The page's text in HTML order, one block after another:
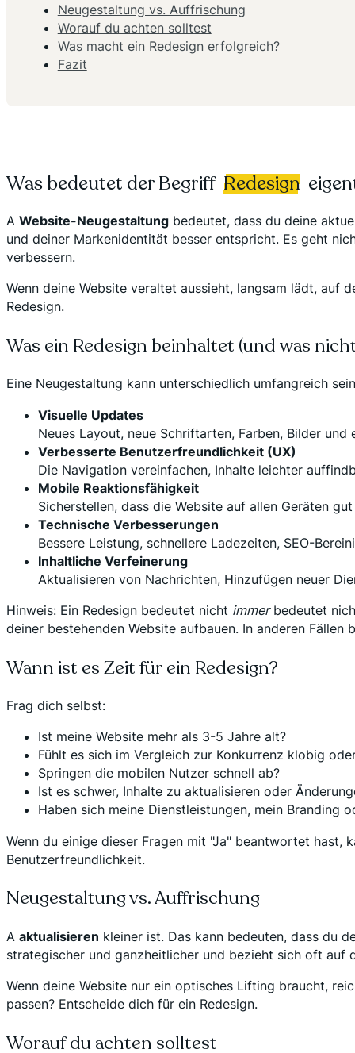
Was bedeutet der Begriff Redesign
A Website-Neugestaltung bedeutet, dass du deine
und deiner Markenidentität besser entspricht. Es geht
verbessern.
Wenn deine Website veraltet aussieht, langsam lädt,
Redesign.
Was ein Redesign beinhaltet (und was
Eine Neugestaltung kann unterschiedlich umfangreich
Visuelle Updates
Neues Layout, neue Schriftarten, Farben, Bilder und
Verbesserte Benutzerfreundlichkeit (UX)
Die Navigation vereinfachen, Inhalte leichter
Mobile Reaktionsfähigkeit
Sicherstellen, dass die Website auf allen Geräten
Technische Verbesserungen
Bessere Leistung, schnellere Ladezeiten, SEO-
Inhaltliche Verfeinerung
Aktualisieren von Nachrichten, Hinzufügen neuer
Hinweis: Ein Redesign bedeutet nicht immerbedeutet
deiner bestehenden Website aufbauen. In anderen
Wann ist es Zeit für ein Redesign?
Frag dich selbst:
Ist meine Website mehr als 3-5 Jahre alt?
Fühlt es sich im Vergleich zur Konkurrenz klobig
Springen die mobilen Nutzer schnell ab?
Ist es schwer, Inhalte zu aktualisieren oder
Haben sich meine Dienstleistungen, mein Branding
Wenn du einige dieser Fragen mit "Ja" beantwortet hast,
Benutzerfreundlichkeit.
Neugestaltung vs. Auffrischung
A aktualisieren kleiner ist. Das kann bedeuten, dass du
strategischer und ganzheitlicher und bezieht sich oft auf
Wenn deine Website nur ein optisches Lifting braucht,
passen? Entscheide dich für ein Redesign.
Worauf du achten solltest
Neugestaltung vs. Auffrischung
Worauf du achten solltest
Was macht ein Redesign erfolgreich?
Fazit